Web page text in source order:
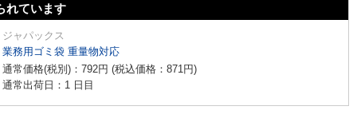
れています
ジャパックス
業務用ゴミ袋 重量物対応
通常価格(税別)： 792円 (税込価格： 871円)
通常出荷日：1 日目